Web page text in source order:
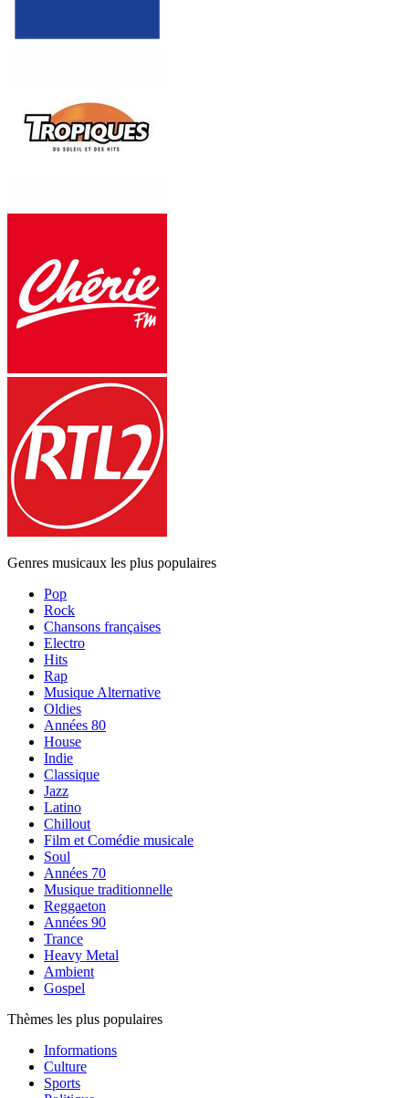
Genres musicaux les plus populaires
Pop
Rock
Chansons françaises
Electro
Hits
Rap
Musique Alternative
Oldies
Années 80
House
Indie
Classique
Jazz
Latino
Chillout
Film et Comédie musicale
Soul
Années 70
Musique traditionnelle
Reggaeton
Années 90
Trance
Heavy Metal
Ambient
Gospel
Thèmes les plus populaires
Informations
Culture
Sports